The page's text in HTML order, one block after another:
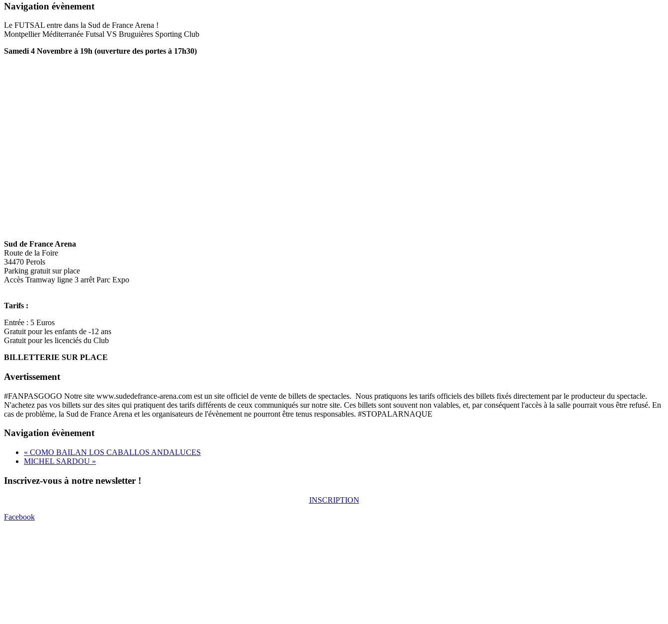
Navigation évènement
Le FUTSAL entre dans la Sud de France Arena !
Montpellier Méditerranée Futsal VS Bruguières Sporting Club
Samedi 4 Novembre à 19h (ouverture des portes à 17h30)
Sud de France Arena
Route de la Foire
34470 Perols
Parking gratuit sur place
Accès Tramway ligne 3 arrêt Parc Expo
Tarifs :
Entrée : 5 Euros
Gratuit pour les enfants de -12 ans
Gratuit pour les licenciés du Club
BILLETTERIE SUR PLACE
Avertissement
#FANPASGOGO Notre site www.sudedefrance-arena.com est un site officiel de vente de billets de spectacles. Nous pratiquons les tarifs officiels des billets fixés directement par le producteur du spectacle.
N'achetez pas vos billets sur des sites qui pratiquent des tarifs différents de ceux communiqués sur notre site. Ces billets sont souvent non valables, et, par conséquent l'accès à la salle pourrait vous être refusé. En
cas de problème, la Sud de France Arena et les organisateurs de l'évènement ne pourront être tenus responsables. #STOPALARNAQUE
Navigation évènement
« COMO BAILAN LOS CABALLOS ANDALUCES
MICHEL SARDOU »
Inscrivez-vous à notre newsletter !
INSCRIPTION
Facebook